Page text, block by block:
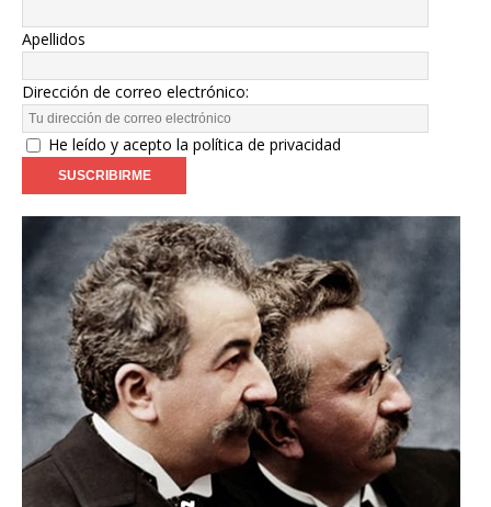
Apellidos
Dirección de correo electrónico:
He leído y acepto la política de privacidad